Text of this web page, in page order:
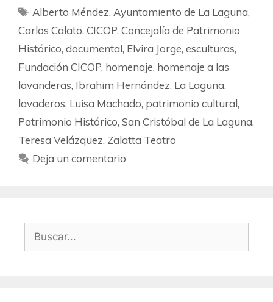
Alberto Méndez,Ayuntamiento de La Laguna,
Carlos Calato, CICOP, Concejalía de Patrimonio
Histórico, documental, Elvira Jorge, esculturas,
Fundación CICOP, homenaje, homenaje a las
lavanderas, Ibrahim Hernández, La Laguna,
lavaderos, Luisa Machado, patrimonio cultural,
Patrimonio Histórico, San Cristóbal de La Laguna,
Teresa Velázquez, Zalatta Teatro
Deja un comentario